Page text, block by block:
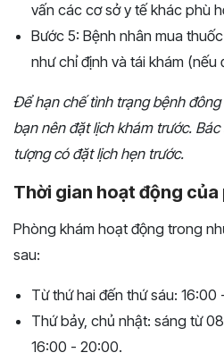
vấn các cơ sở y tế khác phù
Bước 5: Bệnh nhân mua
như chỉ định và tái khám (nếu
Để hạn chế tình trạng bệnh
bạn nên đặt lịch khám trước.
tượng có đặt lịch hẹn trước.
Thời gian hoạt động của
Phòng khám hoạt động trong
sau:
Từ thứ hai đến thứ sáu: 16:00
Thứ bảy, chủ nhật: sáng từ
16:00 - 20:00.